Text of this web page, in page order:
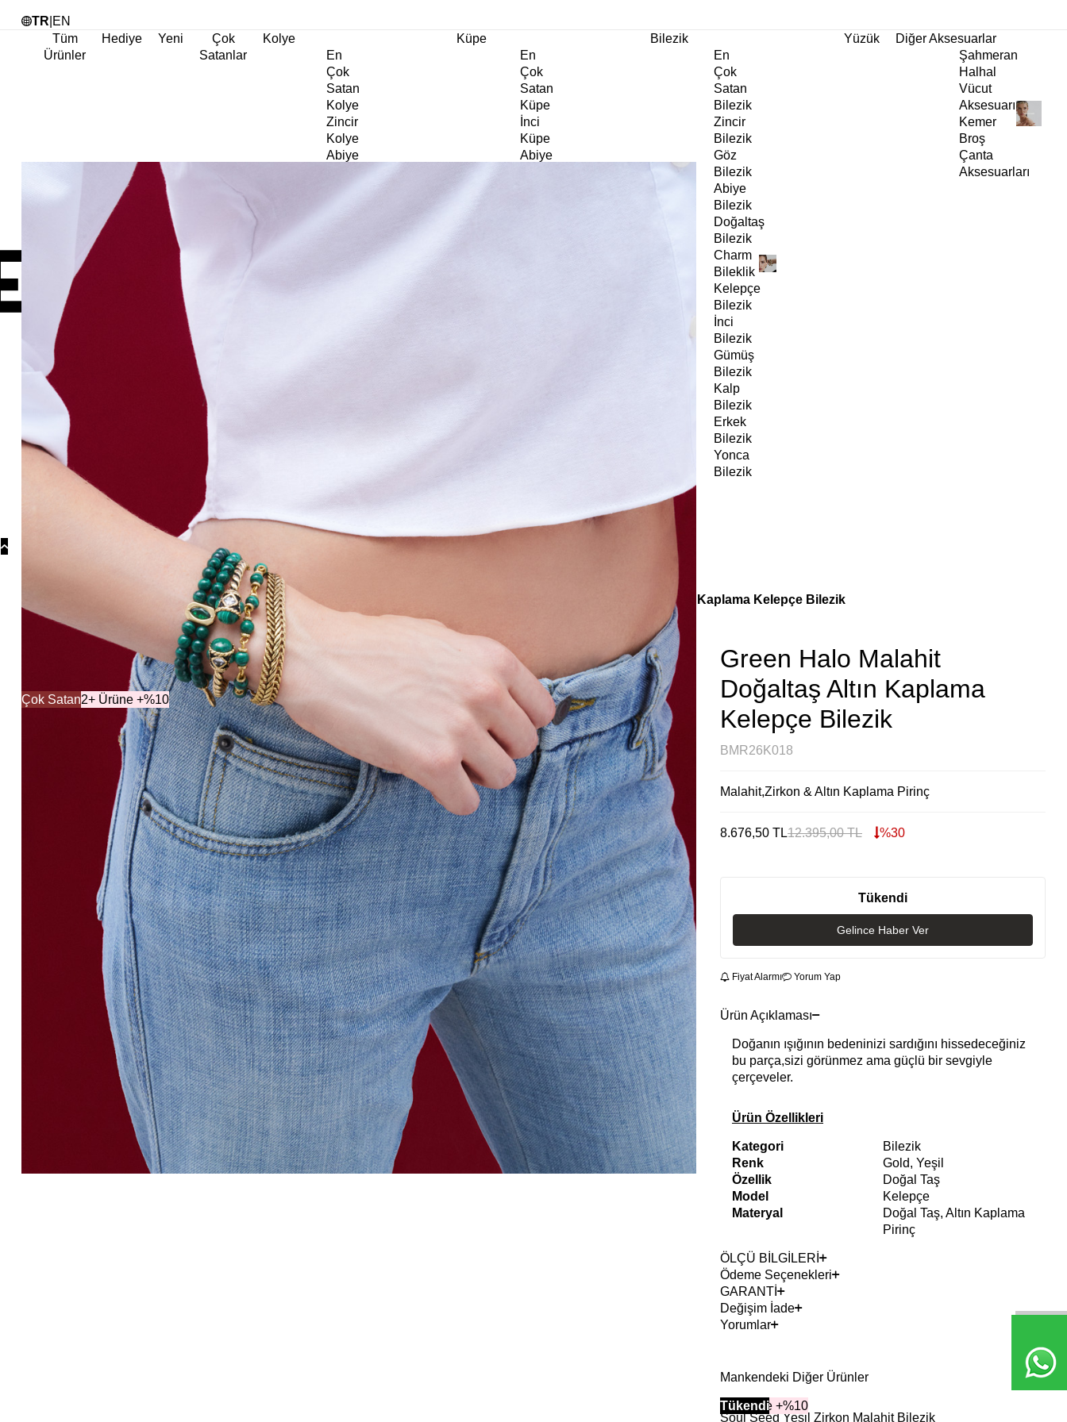
TR EN
Tüm
Ürünler
Hediye Yeni
Çok
Satanlar
Kolye
En
Çok
Satan
Kolye
Zincir
Kolye
Abiye
Küpe
En
Çok
Satan
Küpe
İnci
Küpe
Abiye
Bilezik
En
Çok
Satan
Bilezik
Zincir
Bilezik
Göz
Bilezik
Abiye
Bilezik
Doğaltaş
Bilezik
Charm
Bileklik
Kelepçe
Bilezik
İnci
Bilezik
Gümüş
Bilezik
Kalp
Bilezik
Erkek
Bilezik
Yonca
Bilezik
Yüzük
Diğer Aksesuarlar
Şahmeran
Halhal
Vücut
Aksesuarı
Kemer
Broş
Çanta
Aksesuarları
Koleksiyonlar Koleksiyonlar Green Halo Malahit Doğaltaş Altın Kaplama Kelepçe Bilezik
Çok Satan2+ Ürüne +%10
Green Halo Malahit
Doğaltaş Altın Kaplama
Kelepçe Bilezik
BMR26K018
Malahit,Zirkon & Altın Kaplama Pirinç
8.676,50 TL12.395,00TL %30
Tükendi
Gelince Haber Ver
Fiyat Alarmı Yorum Yap
Ürün Açıklaması
Doğanın ışığının bedeninizi sardığını hissedeceğiniz
bu parça,sizi görünmez ama güçlü bir sevgiyle
çerçeveler.
Ürün Özellikleri
Kategori
Bilezik
Renk
Gold, Yeşil
Özellik
Doğal Taş
Model
Kelepçe
Materyal
Doğal Taş, Altın Kaplama
Pirinç
ÖLÇÜ BİLGİLERİ
Ödeme Seçenekleri
GARANTİ
Değişim İade
Yorumlar
Mankendeki Diğer Ürünler
2+ Ürüne +%10
Tükendi
Soul Seed Yeşil Zirkon Malahit Bilezik